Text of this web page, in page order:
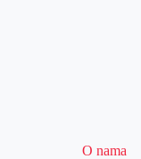
O nama